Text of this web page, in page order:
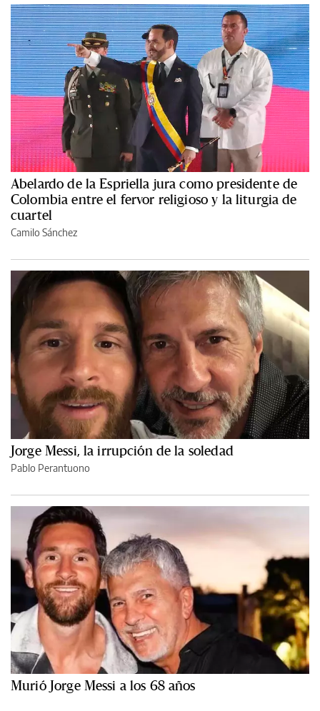
Abelardo de la Espriella jura como presidente de
Colombia entre el fervor religioso y la liturgia de
cuartel
Camilo Sánchez
Jorge Messi, la irrupción de la soledad
Pablo Perantuono
Murió Jorge Messi a los 68 años